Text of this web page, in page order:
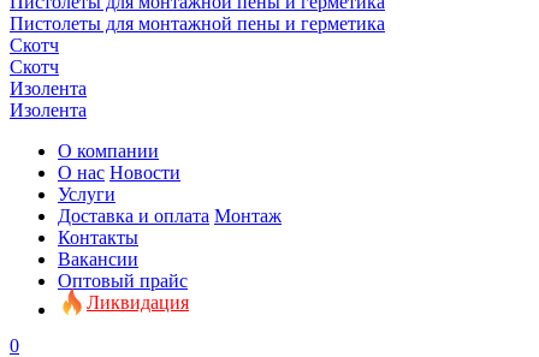
Пистолеты для монтажной пены и герметика
Скотч
Скотч
Изолента
Изолента
О компании
О нас Новости
Услуги
Доставка и оплата Монтаж
Контакты
Вакансии
Оптовый прайс
Ликвидация
0